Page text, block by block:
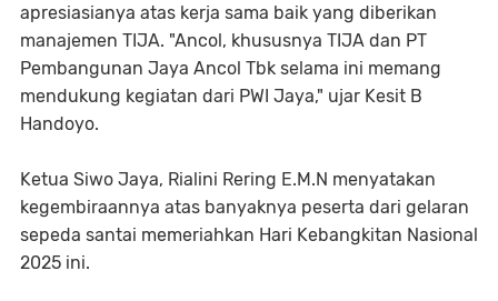
apresiasianya atas kerja sama baik yang diberikan
manajemen TIJA. "Ancol, khususnya TIJA dan PT
Pembangunan Jaya Ancol Tbk selama ini memang
mendukung kegiatan dari PWI Jaya," ujar Kesit B
Handoyo.
Ketua Siwo Jaya, Rialini Rering E.M.N menyatakan
kegembiraannya atas banyaknya peserta dari gelaran
sepeda santai memeriahkan Hari Kebangkitan Nasional
2025 ini.